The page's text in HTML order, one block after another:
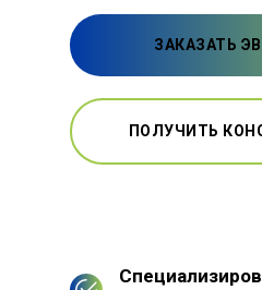
ЗАКАЗАТЬ
ПОЛУЧИТЬ